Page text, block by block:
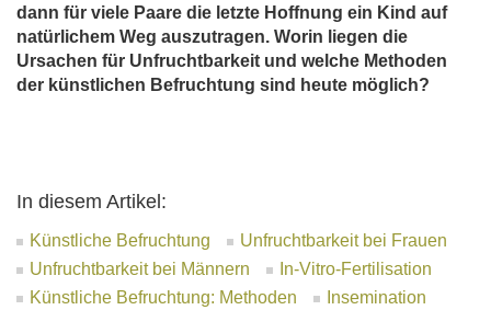
dann für viele Paare die letzte Hoffnung ein Kind auf
natürlichem Weg auszutragen. Worin liegen die
Ursachen für Unfruchtbarkeit und welche Methoden
der künstlichen Befruchtung sind heute möglich?
In diesem Artikel:
Künstliche Befruchtung
Unfruchtbarkeit bei Frauen
Unfruchtbarkeit bei Männern
In-Vitro-Fertilisation
Künstliche Befruchtung: Methoden
Insemination